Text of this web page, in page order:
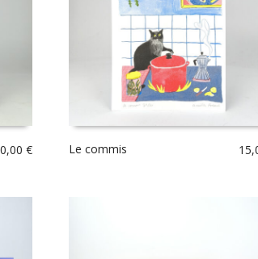
€ Le commis